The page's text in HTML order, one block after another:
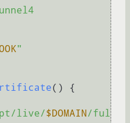
"
() {
live/$DOMAIN/ful